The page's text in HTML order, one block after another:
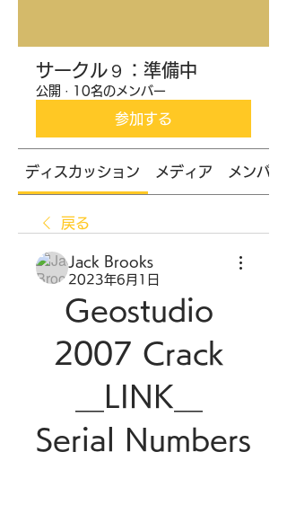
サークル９：準備中
公開 · 10名のメンバー
参加する
ディスカッション メディア メンバー
戻る
Jack Brooks
2023年6月1日
Geostudio
2007 Crack
__LINK__
Serial Numbers